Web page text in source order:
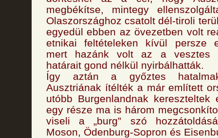
megbékítse, mintegy
Olaszországhoz csatolt dél-tiroli
egyedül ebben az övezetben volt
etnikai feltételeken kívül persze
mert hazánk volt az a vesztes
határait gond nélkül nyirbálhatták.
Így aztán a győztes
Ausztriának ítélték a már említett
utóbb Burgenlandnak
egy része ma is három
viseli a „burg” szó
Moson, Ödenburg-Sopron és